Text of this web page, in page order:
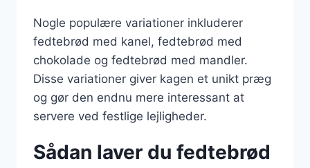
Nogle populære variationer inkluderer
fedtebrød med kanel, fedtebrød med
chokolade og fedtebrød med mandler.
Disse variationer giver kagen et unikt præg
og gør den endnu mere interessant at
servere ved festlige lejligheder.
Sådan laver du fedtebrød